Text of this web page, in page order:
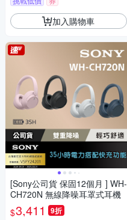
加入購物車
[Sony公司貨 保固12個月 ] WH-
CH720N 無線降噪耳罩式耳機
$3,411 9折